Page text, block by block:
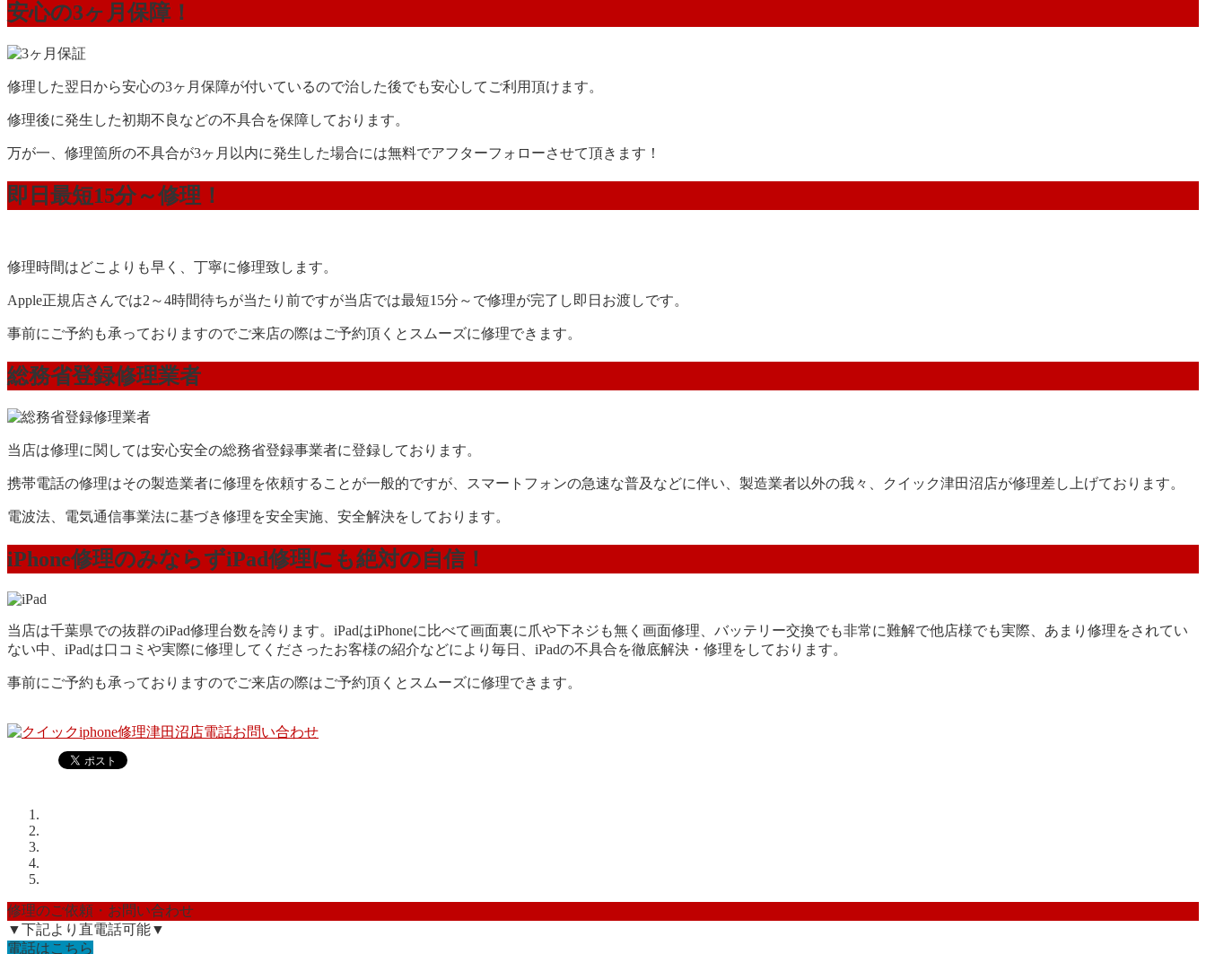
安心の3ヶ月保障！
修理した翌日から安心の3ヶ月保障が付いているので治した後でも安心してご利用頂けます。
修理後に発生した初期不良などの不具合を保障しております。
万が一、修理箇所の不具合が3ヶ月以内に発生した場合には無料でアフターフォローさせて頂きます！
即日最短15分～修理！
修理時間はどこよりも早く、丁寧に修理致します。
Apple正規店さんでは2～4時間待ちが当たり前ですが当店では最短15分～で修理が完了し即日お渡しです。
事前にご予約も承っておりますのでご来店の際はご予約頂くとスムーズに修理できます。
総務省登録修理業者
当店は修理に関しては安心安全の総務省登録事業者に登録しております。
携帯電話の修理はその製造業者に修理を依頼することが一般的ですが、スマートフォンの急速な普及などに伴い、製造業者以外の我々、クイック津田沼店が修理差し上げております。
電波法、電気通信事業法に基づき修理を安全実施、安全解決をしております。
iPhone修理のみならずiPad修理にも絶対の自信！
当店は千葉県での抜群のiPad修理台数を誇ります。iPadはiPhoneに比べて画面裏に爪や下ネジも無く画面修理、バッテリー交換でも非常に難解で他店様でも実際、あまり修理をされてい
ない中、iPadは口コミや実際に修理してくださったお客様の紹介などにより毎日、iPadの不具合を徹底解決・修理をしております。
事前にご予約も承っておりますのでご来店の際はご予約頂くとスムーズに修理できます。
修理のご依頼・お問い合わせ
▼下記より直電話可能▼
電話はこちら